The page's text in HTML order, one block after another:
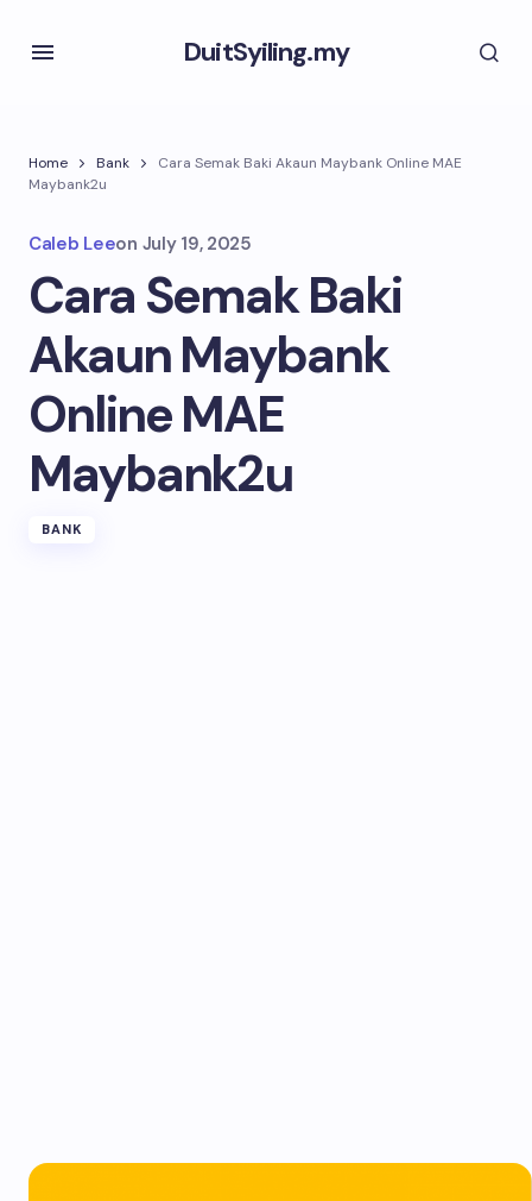
DuitSyiling.my
Home Bank
Cara Semak Baki Akaun Maybank Online MAE
Maybank2u
Caleb Leeon July 19, 2025
Cara Semak Baki
Akaun Maybank
Online MAE
Maybank2u
BANK